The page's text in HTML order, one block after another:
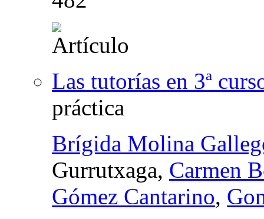
Las tutorías en 3ª
práctica
Brígida Molina
Gurrutxaga, Carmen
Gómez Cantarino,